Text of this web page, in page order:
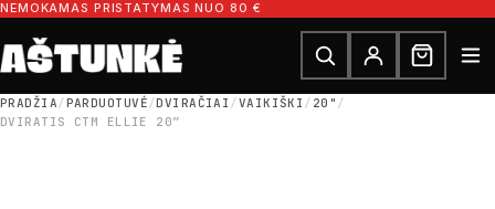
Pereiti prie turinio
NEMOKAMAS PRISTATYMAS NUO 80 €
Ieškoti dalių
Ieškoti
PRADŽIA/PARDUOTUVĖ/DVIRAČIAI /VAIKIŠKI / 20" /
DVIRATIS CTM ELLIE 20″